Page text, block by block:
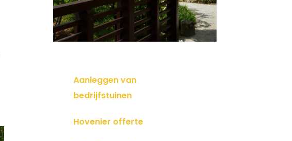
Aanleggen van
bedrijfstuinen
Hovenier offerte